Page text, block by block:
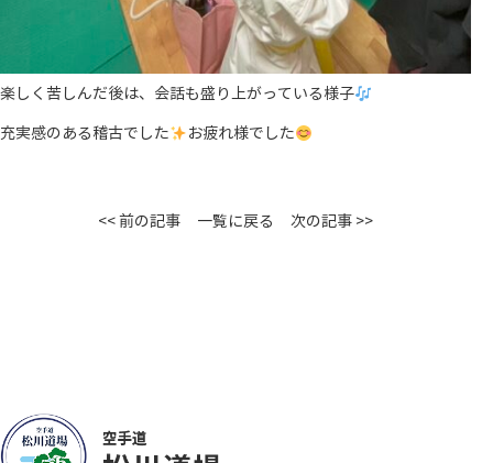
楽しく苦しんだ後は、会話も盛り上がっている様子
充実感のある稽古でした お疲れ様でした
<< 前の記事 一覧に戻る 次の記事 >>